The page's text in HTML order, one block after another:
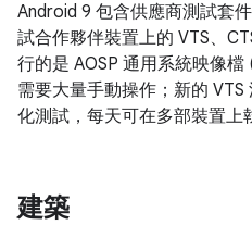
Android 9 包含供應商測試套
試合作夥伴裝置上的 VTS、
行的是 AOSP 通用系統映像
需要大量手動操作；新的
化測試，每天可在多部裝置上
建築